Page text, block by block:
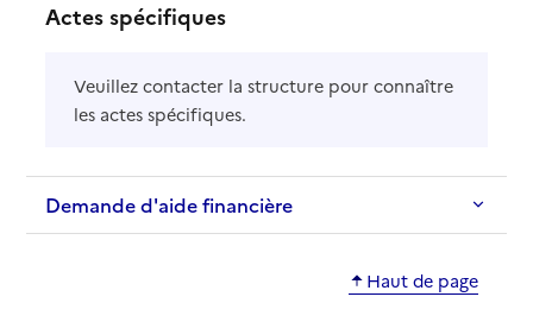
Actes spécifiques
Veuillez contacter la structure pour connaître
les actes spécifiques.
Demande d'aide financière
Haut de page